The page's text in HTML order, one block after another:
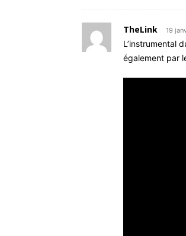
TheLink 19
L’instrumental
également par